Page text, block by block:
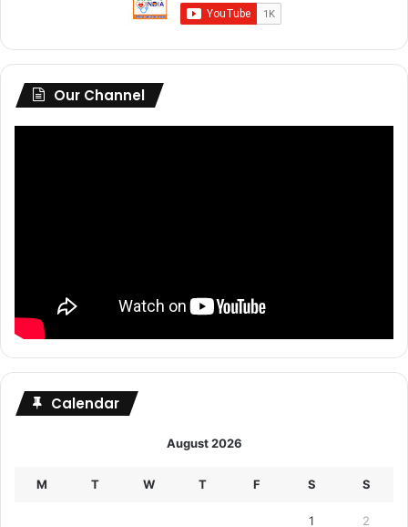
Our Channel
Calendar
August 2026
M T W T F S S
1 2